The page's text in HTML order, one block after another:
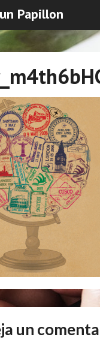
Papillon
un